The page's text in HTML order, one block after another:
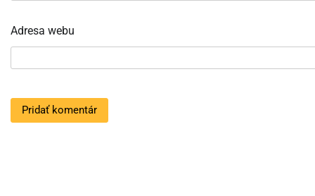
Adresa webu